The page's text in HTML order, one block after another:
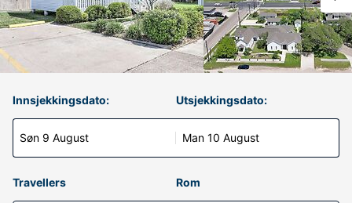
Innsjekkingsdato:
Søn 9 August
Utsjekkingsdato:
Man 10 August
Travellers Rom